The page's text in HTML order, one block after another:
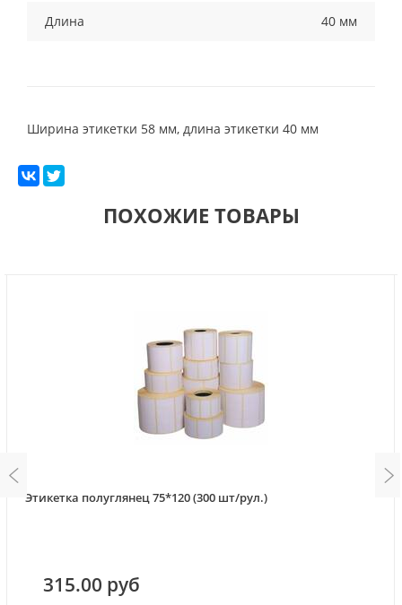
Длина 40 мм
Ширина этикетки 58 мм, длина этикетки 40 мм
ПОХОЖИЕ ТОВАРЫ
Этикетка полуглянец 75*120 (300 шт/рул.)
315.00 руб